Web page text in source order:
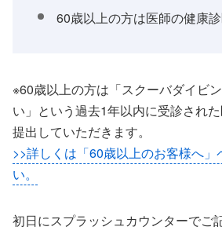
60歳以上の方は医師の健康
※60歳以上の方は「スクーバダイビ
い」という過去1年以内に受診され
提出していただきます。
>>詳しくは「60歳以上のお客様へ」
い。
初日にスプラッシュカウンターでご